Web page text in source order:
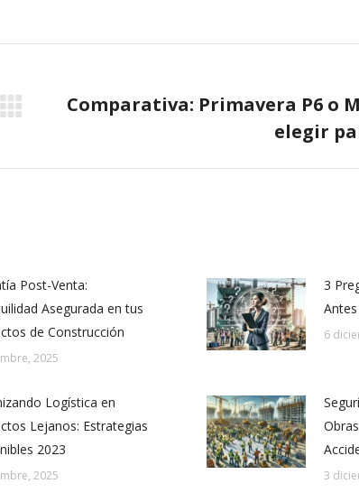
NextComparativa: Primavera P6 o
elegir
Post-Venta:
Asegurada en tus
de Construcción
2025
3
6
Logística en
Lejanos: Estrategias
2023
2025 3